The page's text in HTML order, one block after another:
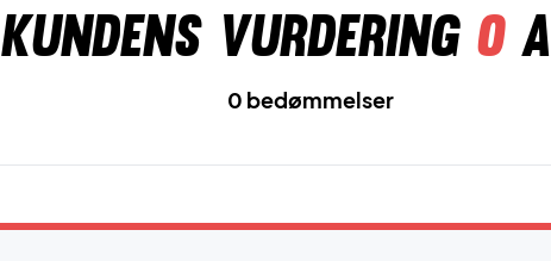
Kundens vurdering 0
0 bedømmelser